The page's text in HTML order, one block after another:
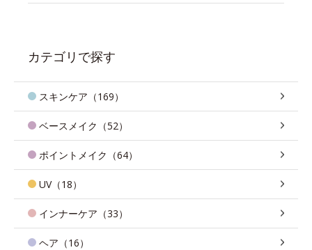
カテゴリで探す
スキンケア（169）
ベースメイク（52）
ポイントメイク（64）
UV（18）
インナーケア（33）
ヘア（16）